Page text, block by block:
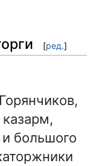
[ред.]
большого